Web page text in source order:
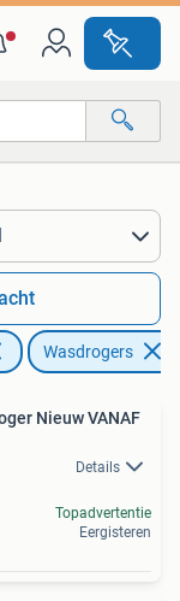
Wasdrogers
Nieuw VANAF
Details
Topadvertentie
Eergisteren